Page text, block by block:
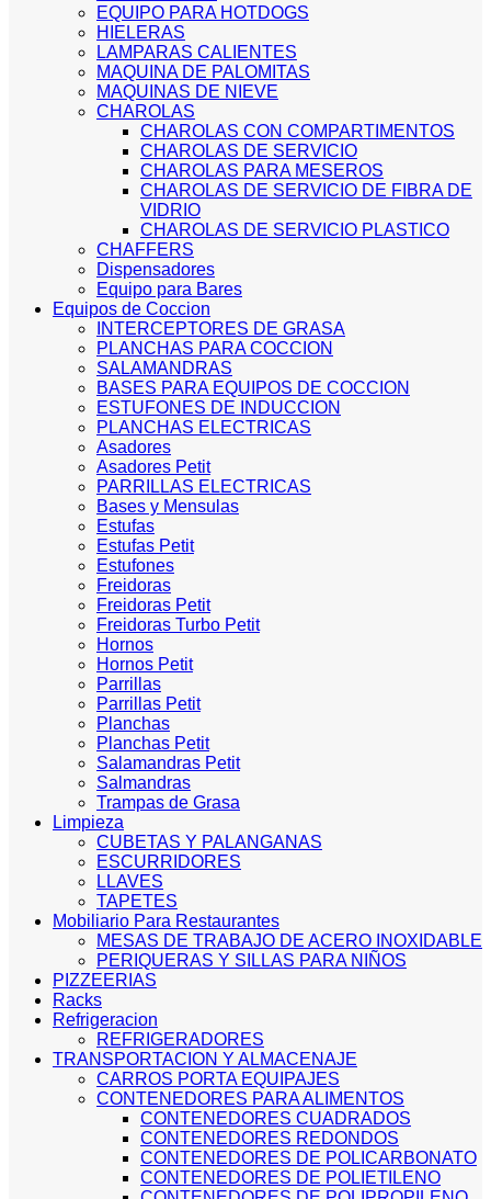
EQUIPO PARA HOTDOGS
HIELERAS
LAMPARAS CALIENTES
MAQUINA DE PALOMITAS
MAQUINAS DE NIEVE
CHAROLAS
CHAROLAS CON COMPARTIMENTOS
CHAROLAS DE SERVICIO
CHAROLAS PARA MESEROS
CHAROLAS DE SERVICIO DE FIBRA DE
VIDRIO
CHAROLAS DE SERVICIO PLASTICO
CHAFFERS
Dispensadores
Equipo para Bares
Equipos de Coccion
INTERCEPTORES DE GRASA
PLANCHAS PARA COCCION
SALAMANDRAS
BASES PARA EQUIPOS DE COCCION
ESTUFONES DE INDUCCION
PLANCHAS ELECTRICAS
Asadores
Asadores Petit
PARRILLAS ELECTRICAS
Bases y Mensulas
Estufas
Estufas Petit
Estufones
Freidoras
Freidoras Petit
Freidoras Turbo Petit
Hornos
Hornos Petit
Parrillas
Parrillas Petit
Planchas
Planchas Petit
Salamandras Petit
Salmandras
Trampas de Grasa
Limpieza
CUBETAS Y PALANGANAS
ESCURRIDORES
LLAVES
TAPETES
Mobiliario Para Restaurantes
MESAS DE TRABAJO DE ACERO INOXIDABLE
PERIQUERAS Y SILLAS PARA NIÑOS
PIZZEERIAS
Racks
Refrigeracion
REFRIGERADORES
TRANSPORTACION Y ALMACENAJE
CARROS PORTA EQUIPAJES
CONTENEDORES PARA ALIMENTOS
CONTENEDORES CUADRADOS
CONTENEDORES REDONDOS
CONTENEDORES DE POLICARBONATO
CONTENEDORES DE POLIETILENO